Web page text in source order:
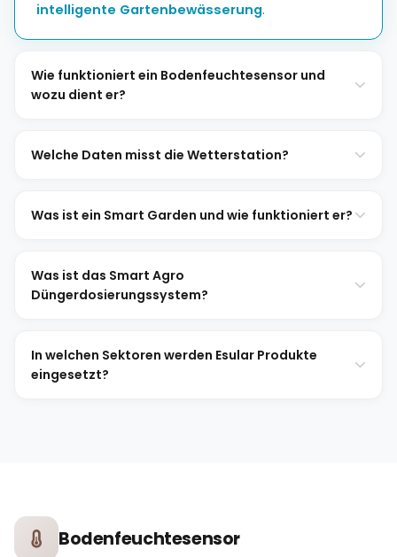
intelligente Gartenbewässerung.
Wie funktioniert ein Bodenfeuchtesensor und
wozu dient er?
Welche Daten misst die Wetterstation?
Was ist ein Smart Garden und wie funktioniert er?
Was ist das Smart Agro
Düngerdosierungssystem?
In welchen Sektoren werden Esular Produkte
eingesetzt?
Bodenfeuchtesensor